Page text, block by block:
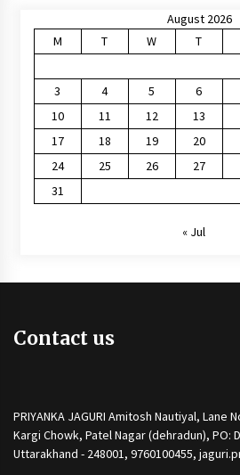
August 2026
M
T W T
3
4 5 6
10
11 12 13
17
18 19 20
24
25 26 27
31
« Jul
Contact us
PRIYANKA JAGURI Amitosh Nautiyal, Lane
Kargi Chowk, Patel Nagar (dehradun), PO:
Uttarakhand - 248001, 9760100455,